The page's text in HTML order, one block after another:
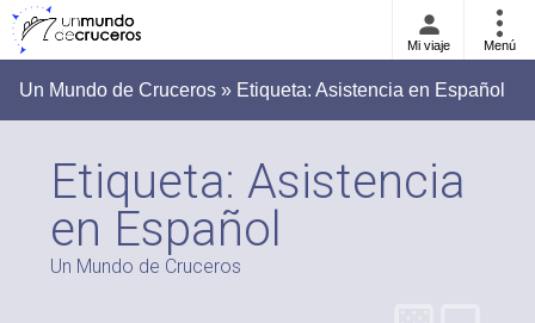
Mi viaje Menú
Un Mundo de Cruceros » Etiqueta: Asistencia en Español
Etiqueta: Asistencia
en Español
Un Mundo de Cruceros